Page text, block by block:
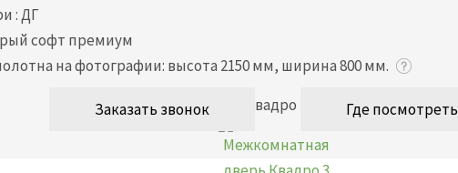
Квадро 2
:ДГ
софт премиум
на фотографии: высота 2150 мм, ширина 800 мм.
Заказать звонок Где посмотреть